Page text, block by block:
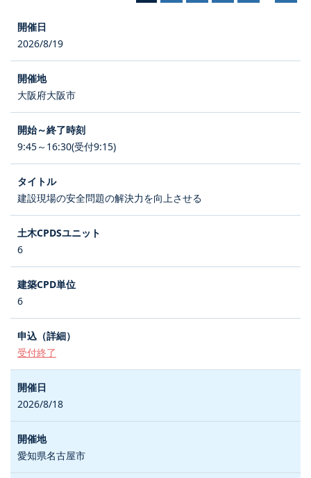
2026/8/19
大阪府大阪市
9:45～16:30(受付9:15)
建設現場の安全問題の解決力を向上させる
6
6
受付終了
2026/8/18
愛知県名古屋市